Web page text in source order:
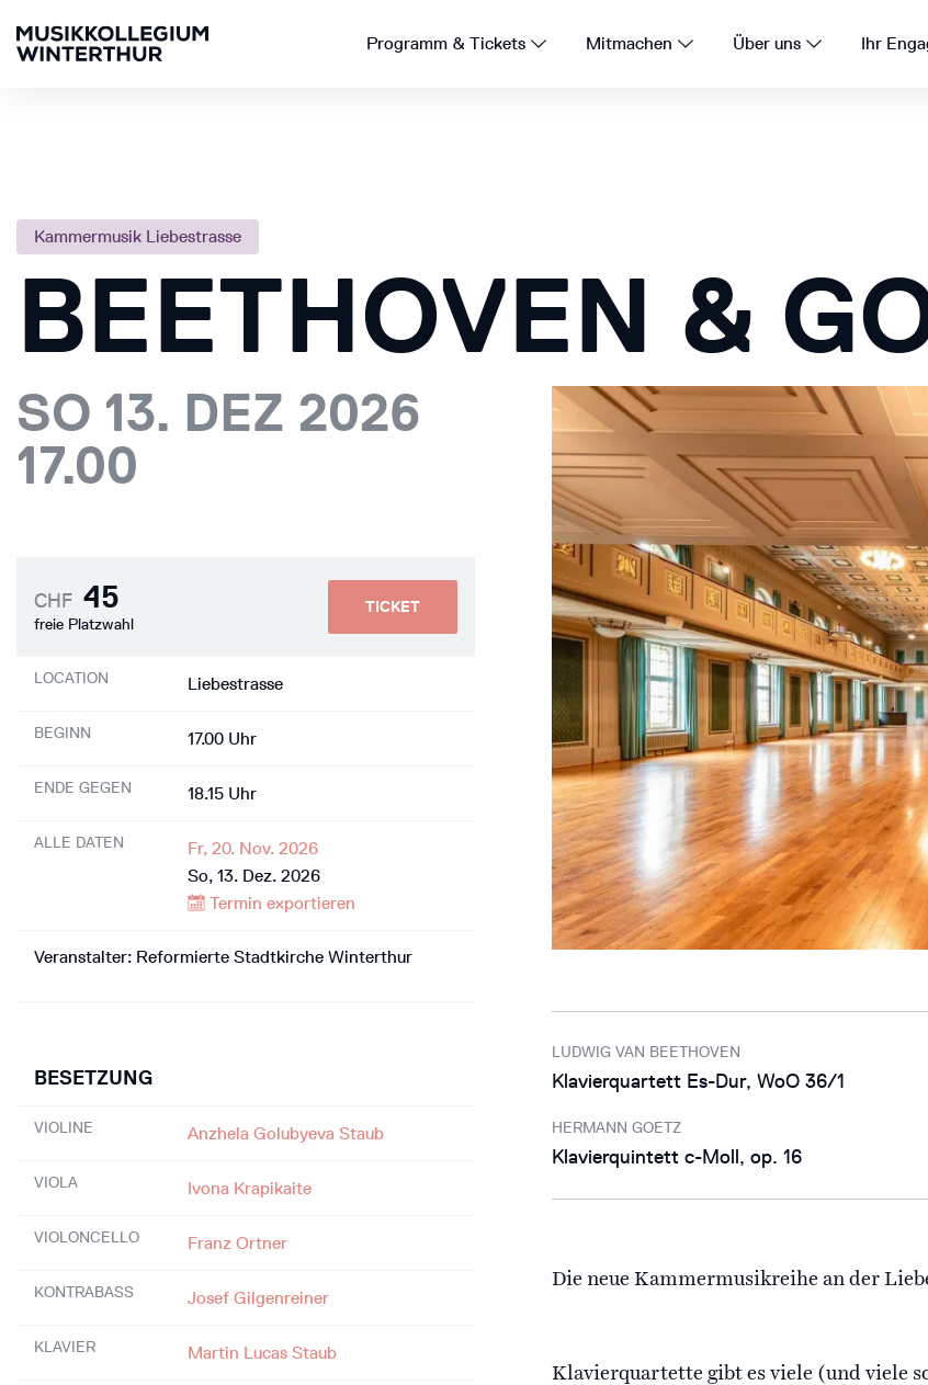
Programm & Tickets Mitmachen Über uns Ihr
Kammermusik Liebestrasse
BEETHOVEN &
SO 13. DEZ 2026
17.00
CHF 45
freie Platzwahl
TICKET
LOCATION Liebestrasse
BEGINN 17.00 Uhr
ENDE GEGEN 18.15 Uhr
ALLE DATEN
Fr, 20. Nov. 2026
So, 13. Dez. 2026
Termin exportieren
Veranstalter: Reformierte Stadtkirche Winterthur
BESETZUNG
VIOLINE Anzhela Golubyeva Staub
VIOLA Ivona Krapikaite
VIOLONCELLO Franz Ortner
KONTRABASS Josef Gilgenreiner
KLAVIER Martin Lucas Staub
LUDWIG VAN BEETHOVEN
Klavierquartett Es-Dur, WoO 36/1
HERMANN GOETZ
Klavierquintett c-Moll, op. 16
Die neue Kammermusikreihe an der
Klavierquartette gibt es viele (und viele